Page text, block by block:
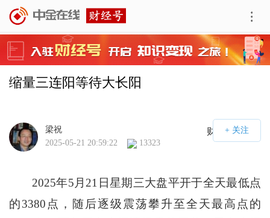
缩量三连阳等待大长阳
财经号APP
梁祝
2025-05-21 20:59:22
13323
2025年5月21日星期三大盘平开于全天最低点
的3380点，随后逐级震荡攀升至全天最高点的